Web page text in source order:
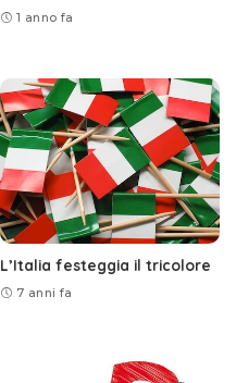
1 anno fa
L’Italia festeggia il tricolore
7 anni fa